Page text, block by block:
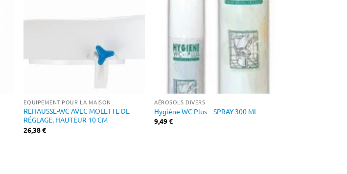
EQUIPEMENT POUR LA MAISON
REHAUSSE-WC AVEC MOLETTE DE
RÉGLAGE, HAUTEUR 10 CM
26,38€
AÉROSOLS DIVERS
Hygiène WC Plus – SPRAY 300 ML
9,49€